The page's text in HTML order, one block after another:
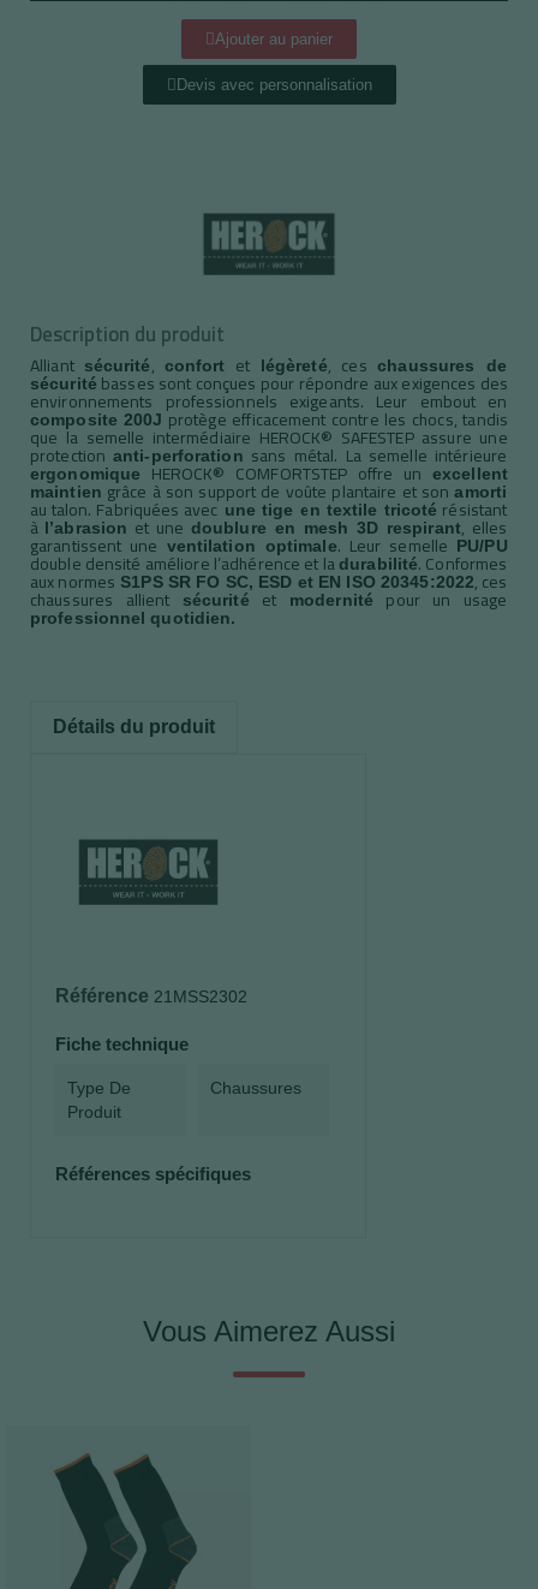
Ajouter au panier
Devis avec personnalisation
Description du produit
Alliant sécurité, confort et légèreté, ceschaussures de
sécurité basses sont conçues pour répondre aux exigences des
environnements professionnels exigeants. Leur embout en
composite 200J protège efficacement contre les chocs, tandis
que la semelle intermédiaire HEROCK® SAFESTEP assure une
protectionanti-perforation sans métal. La semelle intérieure
ergonomique HEROCK® COMFORTSTEP offre unexcellent
maintien grâce à son support de voûte plantaire et sonamorti
au talon. Fabriquées avec une tige en textile tricoté résistant
à l’abrasion et une doublure en mesh 3D respirant, elles
garantissent une ventilation optimale. Leur semelle PU/PU
double densité améliore l’adhérence et ladurabilité. Conformes
aux normes S1PS SR FO SC, ESD et EN ISO 20345:2022, ces
chaussures allient sécuritéet modernité pour un usage
professionnel quotidien.
Détails du produit
Référence 21MSS2302
Fiche technique
Type De
Produit
Chaussures
Références spécifiques
Vous Aimerez Aussi